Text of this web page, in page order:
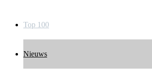
Top 100
Nieuws